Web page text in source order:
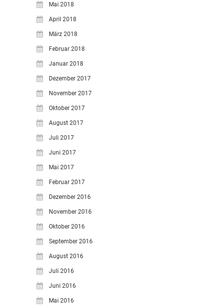
Mai 2018
April 2018
März 2018
Februar 2018
Januar 2018
Dezember 2017
November 2017
Oktober 2017
August 2017
Juli 2017
Juni 2017
Mai 2017
Februar 2017
Dezember 2016
November 2016
Oktober 2016
September 2016
August 2016
Juli 2016
Juni 2016
Mai 2016